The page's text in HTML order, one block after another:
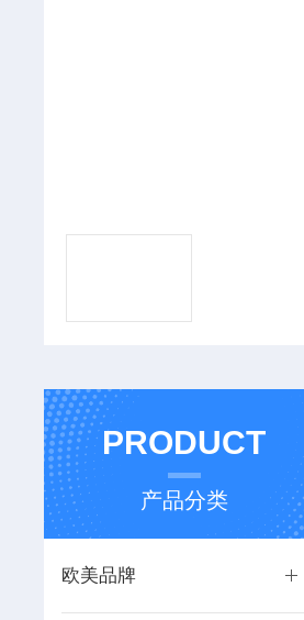
PRODUCT
产品分类
欧美品牌